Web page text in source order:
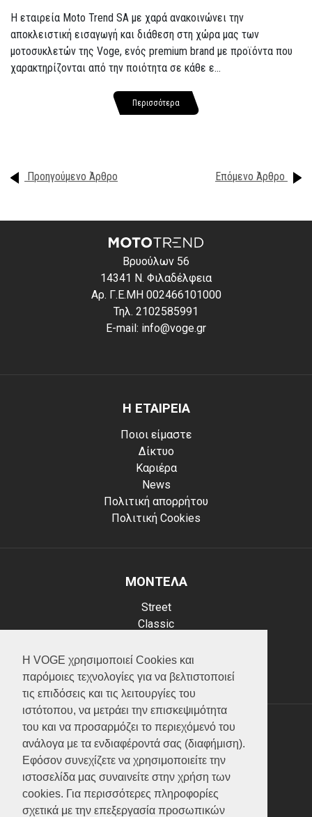
Η VOGE χρησιμοποιεί Cookies και
παρόμοιες τεχνολογίες για να βελτιστοποιεί
τις επιδόσεις και τις λειτουργίες του
ιστότοπου, να μετράει την επισκεψιμότητα
του και να προσαρμόζει το περιεχόμενό του
ανάλογα με τα ενδιαφέροντά σας (διαφήμιση).
Εφόσον συνεχίζετε να χρησιμοποιείτε την
ιστοσελίδα μας συναινείτε στην χρήση των
cookies. Για περισσότερες πληροφορίες
σχετικά με την επεξεργασία προσωπικών
Η εταιρεία Moto Trend SA με χαρά ανακοινώνει την
αποκλειστική εισαγωγή και διάθεση στη χώρα μας των
μοτοσυκλετών της Voge, ενός premium brand με προϊόντα που
χαρακτηρίζονται από την ποιότητα σε κάθε ε...
Περισσότερα
Προηγούμενο Άρθρο Επόμενο Άρθρο
Βρυούλων 56
14341 Ν. Φιλαδέλφεια
Αρ. Γ.Ε.ΜΗ 002466101000
Τηλ. 2102585991
E-mail: info@voge.gr
Η ΕΤΑΙΡΕΙΑ
Ποιοι είμαστε
Δίκτυο
Καριέρα
News
Πολιτική απορρήτου
Πολιτική Cookies
ΜΟΝΤΕΛΑ
Street
Classic
Scooter
ATV (Loncin)
ΥΠΗΡΕΣΙΕΣ
Test ride
Επικοινωνία
Service
Κατάλογος